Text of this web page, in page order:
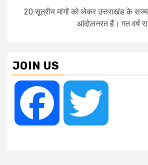
20 सूत्रीय मांगों को लेकर उत्तराखंड के
आंदोलनरत हैं। गत वर्ष
JOIN US
Facebook